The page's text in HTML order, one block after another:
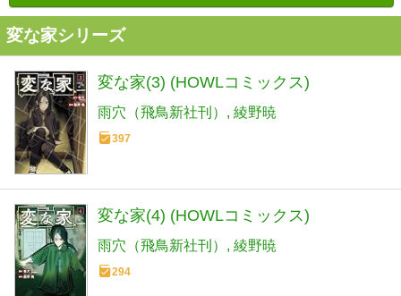
変な家シリーズ
変な家(3) (HOWLコミックス)
雨穴（飛鳥新社刊） 綾野暁
397
変な家(4) (HOWLコミックス)
雨穴（飛鳥新社刊） 綾野暁
294